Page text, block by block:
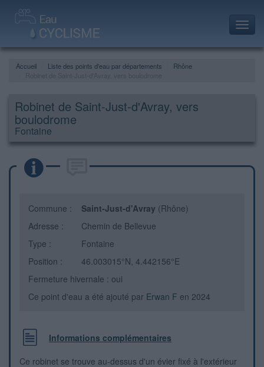
Accueil Liste des points d'eau par départements
Rhône
Robinet de Saint-Just-d'Avray, vers
boulodrome
Fontaine
Commune : Saint-Just-d'Avray (Rhône)
Adresse :
Chemin de Bellevue
Type :
Fontaine
Position :
46.003015°N, 4.442156°E
Fermeture hivernale : oui
Ce point d'eau a été ajouté par Erwan F en 2024
Informations complémentaires
Ce robinet se trouve au-dessus d'un évier fixé à l'extérieur